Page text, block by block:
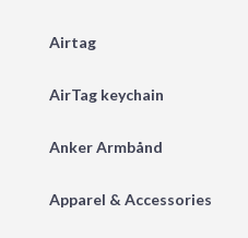
Airtag
AirTag keychain
Anker Armbånd
Apparel & Accessories